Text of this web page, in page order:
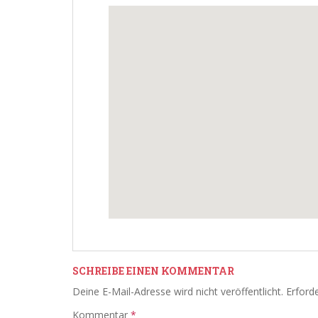
SCHREIBE EINEN KOMMENTAR
Deine E-Mail-Adresse wird nicht veröffentlicht.
Kommentar *